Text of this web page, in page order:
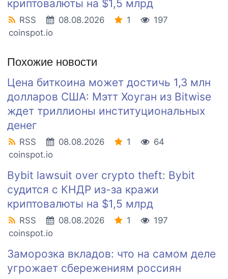
криптовалюты на $1,5 млрд
RSS 08.08.2026 1
197
coinspot.io
Похожие новости
Цена биткоина может достичь 1,3 млн
долларов США: Мэтт Хоуган из Bitwise
ждет триллионы институциональных
денег
RSS 08.08.2026 1
64
coinspot.io
Bybit lawsuit over crypto theft: Bybit
судится с КНДР из-за кражи
криптовалюты на $1,5 млрд
RSS 08.08.2026 1
197
coinspot.io
Заморозка вкладов: что на самом деле
угрожает сбережениям россиян